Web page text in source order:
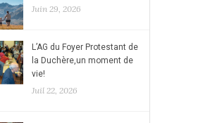
Juin 29, 2026
L’AG du Foyer Protestant de
la Duchère,un moment de
vie!
Juil 22, 2026